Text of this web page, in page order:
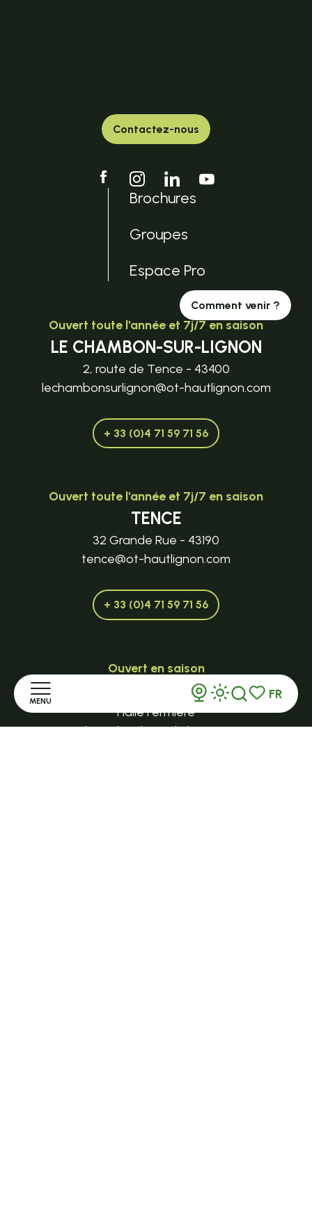
MENU
Voir les
Recherche
FR
Contactez-nous
Brochures
Groupes
Espace Pro
Comment venir ?
Ouvert toute l'année et 7j/7 en saison
LE CHAMBON-SUR-LIGNON
2, route de Tence - 43400
lechambonsurlignon@ot-hautlignon.com
+ 33 (0)4 71 59 71 56
Ouvert toute l'année et 7j/7 en saison
TENCE
32 Grande Rue - 43190
tence@ot-hautlignon.com
+ 33 (0)4 71 59 71 56
Ouvert en saison
LE MAZET-SAINT-VOY
Halle Fermière
place des droits de l'Homme